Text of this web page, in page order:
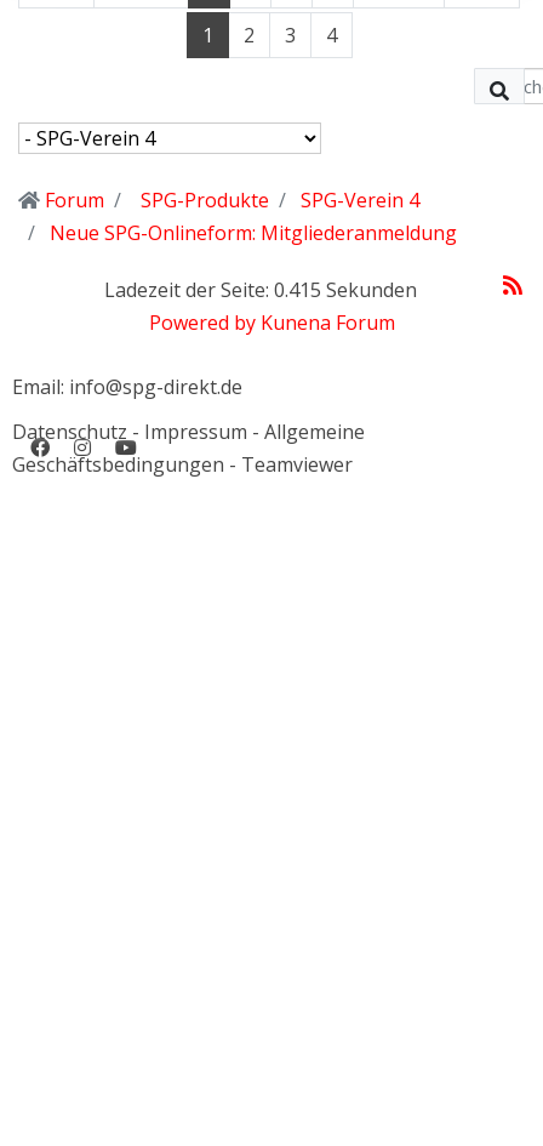
1
2 3 4
Forum SPG-Produkte
SPG-Verein 4
Neue SPG-Onlineform: Mitgliederanmeldung
Ladezeit der Seite: 0.415 Sekunden
Powered by Kunena Forum
Email: info@spg-direkt.de
Datenschutz - Impressum - Allgemeine
Geschäftsbedingungen - Teamviewer